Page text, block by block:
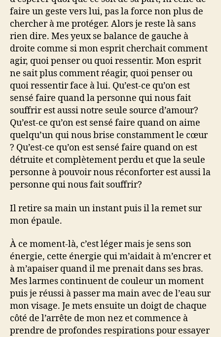
faire un geste vers lui, pas la force non plus de
chercher à me protéger. Alors je reste là sans
rien dire. Mes yeux se balance de gauche à
droite comme si mon esprit cherchait comment
agir, quoi penser ou quoi ressentir. Mon esprit
ne sait plus comment réagir, quoi penser ou
quoi ressentir face à lui. Qu’est-ce qu’on est
sensé faire quand la personne qui nous fait
souffrir est aussi notre seule source d’amour?
Qu’est-ce qu’on est sensé faire quand on aime
quelqu’un qui nous brise constamment le cœur
? Qu’est-ce qu’on est sensé faire quand on est
détruite et complètement perdu et que la seule
personne à pouvoir nous réconforter est aussi la
personne qui nous fait souffrir?
Il retire sa main un instant puis il la remet sur
mon épaule.
À ce moment-là, c’est léger mais je sens son
énergie, cette énergie qui m’aidait à m’encrer et
à m’apaiser quand il me prenait dans ses bras.
Mes larmes continuent de couleur un moment
puis je réussi à passer ma main avec de l’eau sur
mon visage. Je mets ensuite un doigt de chaque
côté de l’arrête de mon nez et commence à
prendre de profondes respirations pour essayer